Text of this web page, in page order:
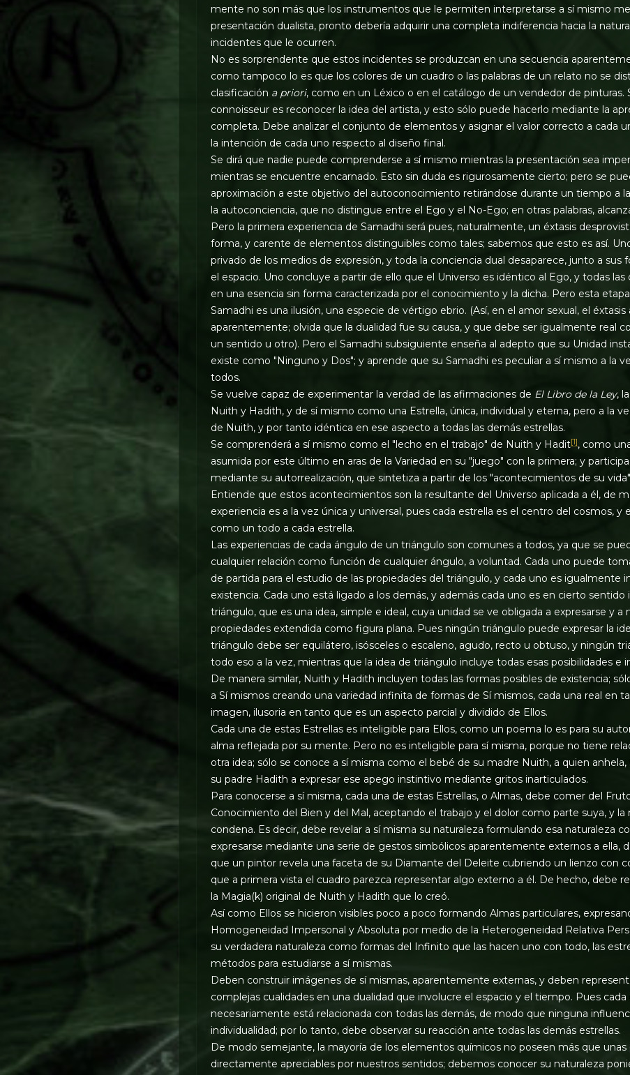
mente no son más que los instrumentos que le permiten interpretarse a sí mismo
presentación dualista, pronto debería adquirir una completa indiferencia hacia la
incidentes que le ocurren.
No es sorprendente que estos incidentes se produzcan en una secuencia
como tampoco lo es que los colores de un cuadro o las palabras de un relato no se
clasificación a priori, como en un Léxico o en el catálogo de un vendedor de pinturas.
connoisseur es reconocer la idea del artista, y esto sólo puede hacerlo mediante la
completa. Debe analizar el conjunto de elementos y asignar el valor correcto a cada
la intención de cada uno respecto al diseño final.
Se dirá que nadie puede comprenderse a sí mismo mientras la presentación sea
mientras se encuentre encarnado. Esto sin duda es rigurosamente cierto; pero se
aproximación a este objetivo del autoconocimiento retirándose durante un tiempo a
la autoconciencia, que no distingue entre el Ego y el No-Ego; en otras palabras,
Pero la primera experiencia de Samadhi será pues, naturalmente, un éxtasis
forma, y carente de elementos distinguibles como tales; sabemos que esto es así.
privado de los medios de expresión, y toda la conciencia dual desaparece, junto a sus
el espacio. Uno concluye a partir de ello que el Universo es idéntico al Ego, y todas las
en una esencia sin forma caracterizada por el conocimiento y la dicha. Pero esta
Samadhi es una ilusión, una especie de vértigo ebrio. (Así, en el amor sexual, el éxtasis
aparentemente; olvida que la dualidad fue su causa, y que debe ser igualmente real
un sentido u otro). Pero el Samadhi subsiguiente enseña al adepto que su Unidad
existe como "Ninguno y Dos"; y aprende que su Samadhi es peculiar a sí mismo a la
todos.
Se vuelve capaz de experimentar la verdad de las afirmaciones de El Libro de la Ley,
Nuith y Hadith, y de sí mismo como una Estrella, única, individual y eterna, pero a la
de Nuith, y por tanto idéntica en ese aspecto a todas las demás estrellas.
Se comprenderá a sí mismo como el "lecho en el trabajo" de Nuith y Hadit[1], como
asumida por este último en aras de la Variedad en su "juego" con la primera; y
mediante su autorrealización, que sintetiza a partir de los "acontecimientos de su
Entiende que estos acontecimientos son la resultante del Universo aplicada a él, de
experiencia es a la vez única y universal, pues cada estrella es el centro del cosmos, y
como un todo a cada estrella.
Las experiencias de cada ángulo de un triángulo son comunes a todos, ya que se
cualquier relación como función de cualquier ángulo, a voluntad. Cada uno puede
de partida para el estudio de las propiedades del triángulo, y cada uno es igualmente
existencia. Cada uno está ligado a los demás, y además cada uno es en cierto sentido
triángulo, que es una idea, simple e ideal, cuya unidad se ve obligada a expresarse y a
propiedades extendida como figura plana. Pues ningún triángulo puede expresar la
triángulo debe ser equilátero, isósceles o escaleno, agudo, recto u obtuso, y ningún
todo eso a la vez, mientras que la idea de triángulo incluye todas esas posibilidades e
De manera similar, Nuith y Hadith incluyen todas las formas posibles de existencia;
a Sí mismos creando una variedad infinita de formas de Sí mismos, cada una real en
imagen, ilusoria en tanto que es un aspecto parcial y dividido de Ellos.
Cada una de estas Estrellas es inteligible para Ellos, como un poema lo es para su
alma reflejada por su mente. Pero no es inteligible para sí misma, porque no tiene
otra idea; sólo se conoce a sí misma como el bebé de su madre Nuith, a quien
su padre Hadith a expresar ese apego instintivo mediante gritos inarticulados.
Para conocerse a sí misma, cada una de estas Estrellas, o Almas, debe comer del
Conocimiento del Bien y del Mal, aceptando el trabajo y el dolor como parte suya, y
condena. Es decir, debe revelar a sí misma su naturaleza formulando esa naturaleza
expresarse mediante una serie de gestos simbólicos aparentemente externos a ella,
que un pintor revela una faceta de su Diamante del Deleite cubriendo un lienzo con
que a primera vista el cuadro parezca representar algo externo a él. De hecho, debe
la Magia(k) original de Nuith y Hadith que lo creó.
Así como Ellos se hicieron visibles poco a poco formando Almas particulares,
Homogeneidad Impersonal y Absoluta por medio de la Heterogeneidad Relativa
su verdadera naturaleza como formas del Infinito que las hacen uno con todo, las
métodos para estudiarse a sí mismas.
Deben construir imágenes de sí mismas, aparentemente externas, y deben
complejas cualidades en una dualidad que involucre el espacio y el tiempo. Pues cada
necesariamente está relacionada con todas las demás, de modo que ninguna
individualidad; por lo tanto, debe observar su reacción ante todas las demás estrellas.
De modo semejante, la mayoría de los elementos químicos no poseen más que unas
directamente apreciables por nuestros sentidos; debemos conocer su naturaleza